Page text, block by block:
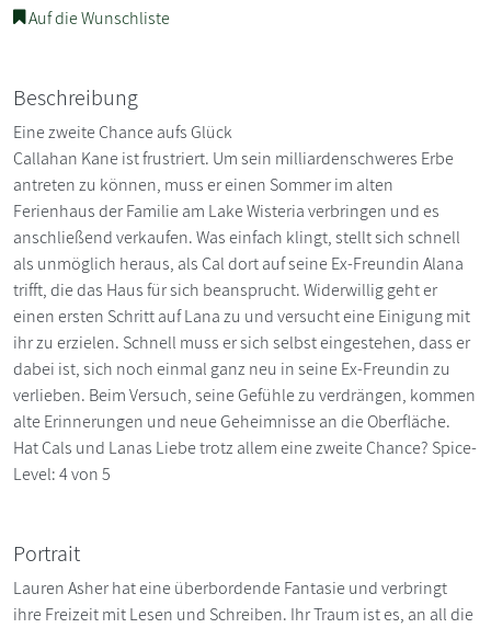
Auf die Wunschliste
Beschreibung
Eine zweite Chance aufs Glück
Callahan Kane ist frustriert. Um sein milliardenschweres Erbe
antreten zu können, muss er einen Sommer im alten
Ferienhaus der Familie am Lake Wisteria verbringen und es
anschließend verkaufen. Was einfach klingt, stellt sich schnell
als unmöglich heraus, als Cal dort auf seine Ex-Freundin Alana
trifft, die das Haus für sich beansprucht. Widerwillig geht er
einen ersten Schritt auf Lana zu und versucht eine Einigung mit
ihr zu erzielen. Schnell muss er sich selbst eingestehen, dass er
dabei ist, sich noch einmal ganz neu in seine Ex-Freundin zu
verlieben. Beim Versuch, seine Gefühle zu verdrängen, kommen
alte Erinnerungen und neue Geheimnisse an die Oberfläche.
Hat Cals und Lanas Liebe trotz allem eine zweite Chance? Spice-
Level: 4 von 5
Portrait
Lauren Asher hat eine überbordende Fantasie und verbringt
ihre Freizeit mit Lesen und Schreiben. Ihr Traum ist es, an all die